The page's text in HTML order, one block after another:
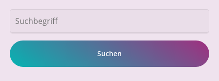
Suchbegriffe
Suchen